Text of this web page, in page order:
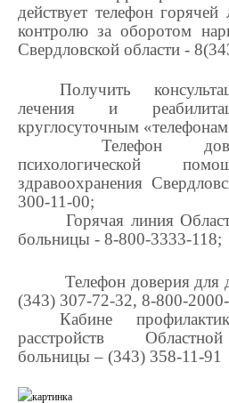
действует телефон
контролю за оборотом
Свердловской области -
Получить
лечения и
круглосуточным
Телефон
психологической
здравоохранения
300-11-00;
Горячая линия
больницы - 8-800-3333-118;
Телефон доверия для
(343) 307-72-32, 8-800-
Кабине
расстройств
больницы – (343) 358-11-91